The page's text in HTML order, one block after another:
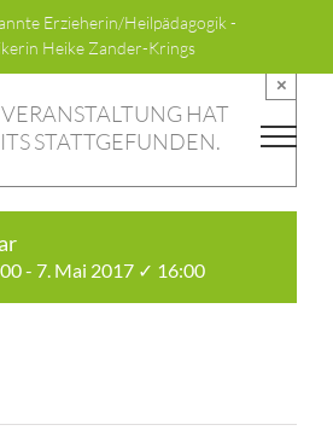
Erzieherin/Heilpädagogik -
Heike Zander-Krings
VERANSTALTUNG HAT
STATTGEFUNDEN.
×
- 7. Mai 2017 ✓ 16:00